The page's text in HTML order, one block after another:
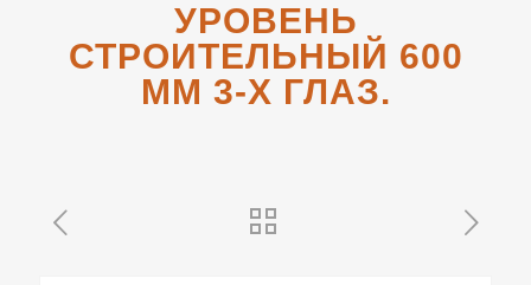
УРОВЕНЬ
СТРОИТЕЛЬНЫЙ 600
ММ 3-Х ГЛАЗ.